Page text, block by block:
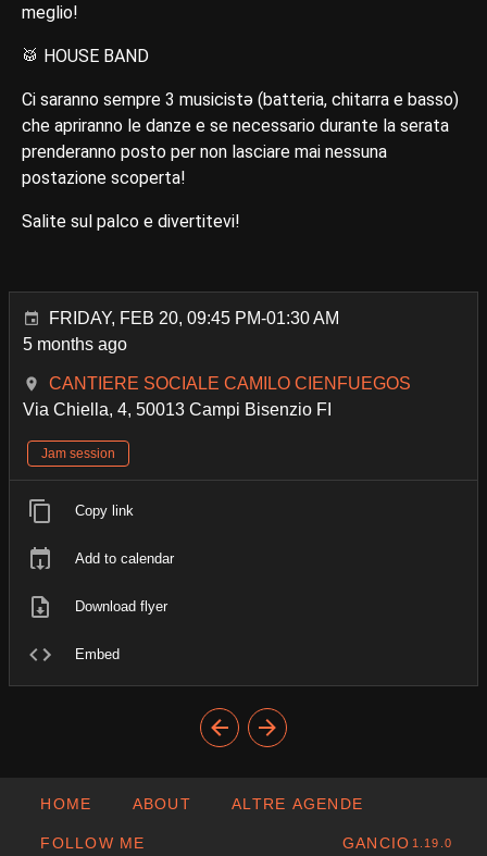
meglio!
🥁 HOUSE BAND
Ci saranno sempre 3 musicistə (batteria, chitarra e basso)
che apriranno le danze e se necessario durante la serata
prenderanno posto per non lasciare mai nessuna
postazione scoperta!
Salite sul palco e divertitevi!
FRIDAY, FEB 20, 09:45 PM-01:30 AM
5 months ago
CANTIERE SOCIALE CAMILO CIENFUEGOS
Via Chiella, 4, 50013 Campi Bisenzio FI
Jam session
Copy link
Add to calendar
Download flyer
Embed
HOME ABOUT ALTRE AGENDE
FOLLOW ME GANCIO 1.19.0